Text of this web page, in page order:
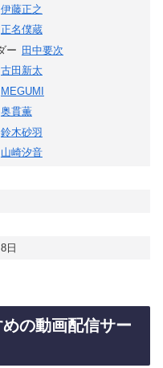
伊藤正之
正名僕蔵
ー 田中要次
古田新太
MEGUMI
奥貫薫
鈴木砂羽
山崎汐音
日
の動画配信サー